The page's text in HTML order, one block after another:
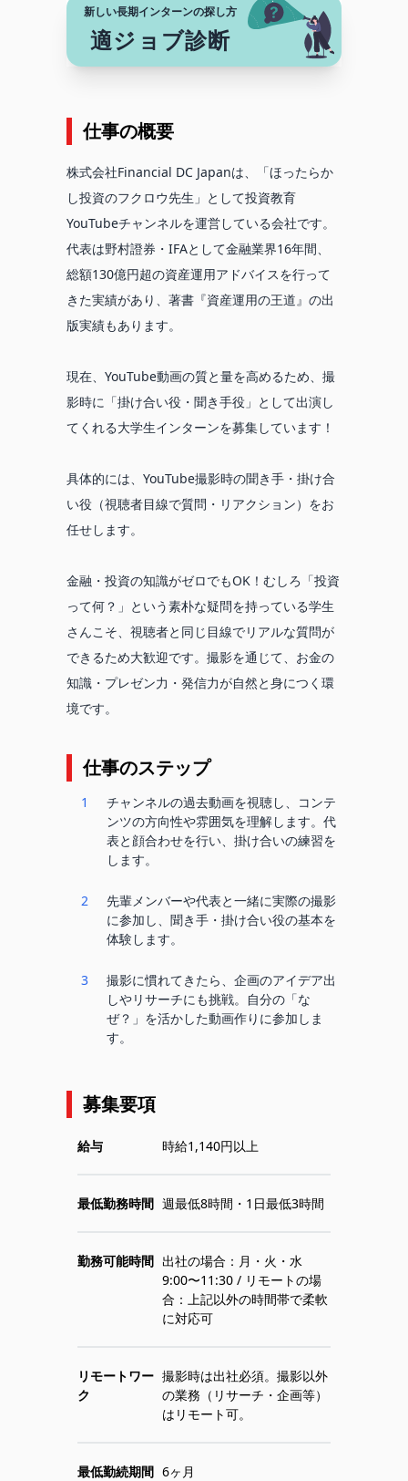
新しい長期インターンの探し方
適ジョブ診断
仕事の概要
株式会社Financial DC Japanは、「ほったらか
し投資のフクロウ先生」として投資教育
YouTubeチャンネルを運営している会社です。
代表は野村證券・IFAとして金融業界16年間、
総額130億円超の資産運用アドバイスを行って
きた実績があり、著書『資産運用の王道』の出
版実績もあります。
現在、YouTube動画の質と量を高めるため、撮
影時に「掛け合い役・聞き手役」として出演し
てくれる大学生インターンを募集しています！
具体的には、YouTube撮影時の聞き手・掛け合
い役（視聴者目線で質問・リアクション）をお
任せします。
金融・投資の知識がゼロでもOK！むしろ「投資
って何？」という素朴な疑問を持っている学生
さんこそ、視聴者と同じ目線でリアルな質問が
できるため大歓迎です。撮影を通じて、お金の
知識・プレゼン力・発信力が自然と身につく環
境です。
仕事のステップ
1
チャンネルの過去動画を視聴し、コンテ
ンツの方向性や雰囲気を理解します。代
表と顔合わせを行い、掛け合いの練習を
します。
2
先輩メンバーや代表と一緒に実際の撮影
に参加し、聞き手・掛け合い役の基本を
体験します。
3
撮影に慣れてきたら、企画のアイデア出
しやリサーチにも挑戦。自分の「な
ぜ？」を活かした動画作りに参加しま
す。
募集要項
給与 時給1,140円以上
最低勤務時間 週最低8時間・1日最低3時間
勤務可能時間 出社の場合：月・火・水
9:00〜11:30 / リモートの場
合：上記以外の時間帯で柔軟
に対応可
リモートワー
ク
撮影時は出社必須。撮影以外
の業務（リサーチ・企画等）
はリモート可。
最低勤続期間 6ヶ月